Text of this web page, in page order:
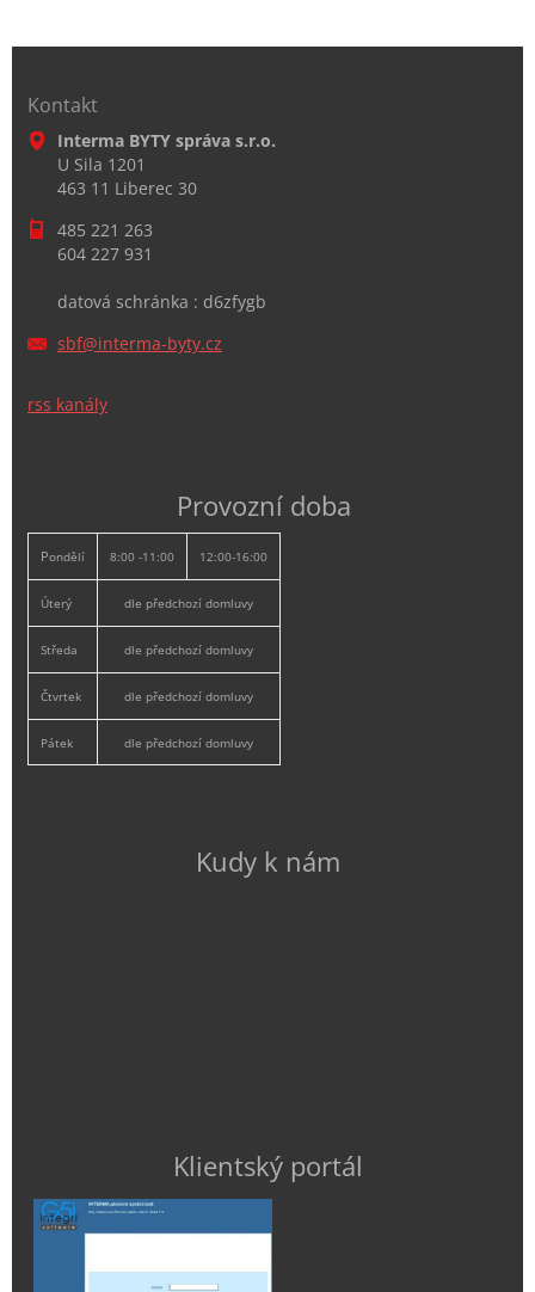
Kontakt
Interma BYTY správa s.r.o.
U Sila 1201
463 11 Liberec 30
485 221 263
604 227 931
datová schránka : d6zfygb
sbf@interma-byty.cz
rss kanály
Provozní doba
Pondělí 8:00 -11:00 12:00-16:00
Úterý dle předchozí domluvy
Středa dle předchozí domluvy
Čtvrtek dle předchozí domluvy
Pátek dle předchozí domluvy
Kudy k nám
Klientský portál